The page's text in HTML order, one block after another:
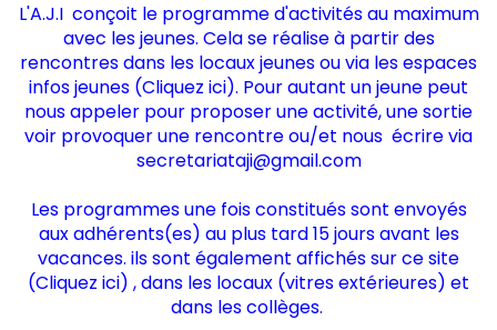
L'A.J.I conçoit le programme d'activités au maximum
avec les jeunes. Cela se réalise à partir des
rencontres dans les locaux jeunes ou via les espaces
infos jeunes (Cliquez ici). Pour autant un jeune peut
nous appeler pour proposer une activité, une sortie
voir provoquer une rencontre ou/et nous écrire via
secretariataji@gmail.com
Les programmes une fois constitués sont envoyés
aux adhérents(es) au plus tard 15 jours avant les
vacances. ils sont également affichés sur ce site
(Cliquez ici) , dans les locaux (vitres extérieures) et
dans les collèges.